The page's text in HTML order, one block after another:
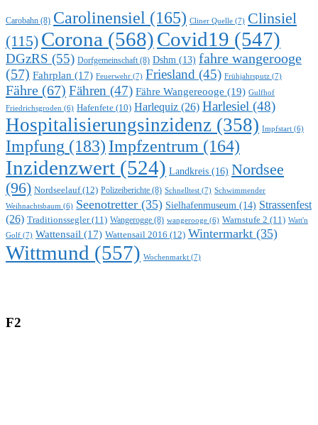
Carobahn (8) Carolinensiel (165) Cliner Quelle (7) Clinsiel
(115) Corona (568)Covid19 (547)
DGzRS (55) Dorfgemeinschaft(8) Dshm (13) fahre wangerooge
(57) Fahrplan (17) Feuerwehr (7) Friesland (45) Frühjahrsputz (7)
Fähre (67) Fähren (47) Fähre Wangereooge (19) Gulfhof
Friedrichsgroden (6) Hafenfete (10) Harlequiz (26) Harlesiel (48)
Hospitalisierungsinzidenz (358) Impfstart (6)
Impfung (183) Impfzentrum (164)
Inzidenzwert (524) Landkreis (16) Nordsee
(96) Nordseelauf(12) Polizeiberichte (8) Schnelltest (7) Schwimmender
Weihnachtsbaum (6) Seenotretter (35) Sielhafenmuseum (14) Strassenfest
(26) Traditionssegler(11) Wangerogge (8) wangerooge (6) Warnstufe 2 (11) Watt'n
Golf (7) Wattensail (17) Wattensail 2016 (12) Wintermarkt (35)
Wittmund (557) Wochenmarkt (7)
F2